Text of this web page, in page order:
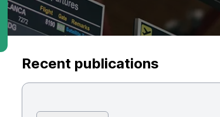
Recent publications